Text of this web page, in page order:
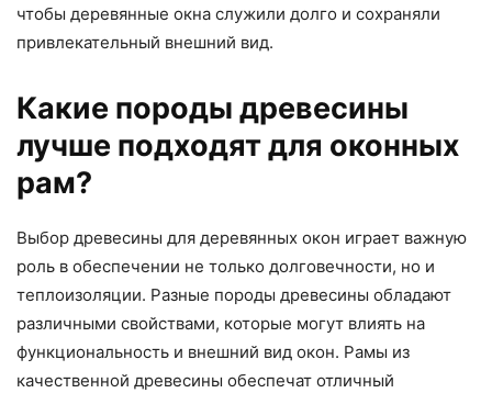
чтобы деревянные окна служили долго и сохраняли
привлекательный внешний вид.
Какие породы древесины
лучше подходят для оконных
рам?
Выбор древесины для деревянных окон играет важную
роль в обеспечении не только долговечности, но и
теплоизоляции. Разные породы древесины обладают
различными свойствами, которые могут влиять на
функциональность и внешний вид окон. Рамы из
качественной древесины обеспечат отличный